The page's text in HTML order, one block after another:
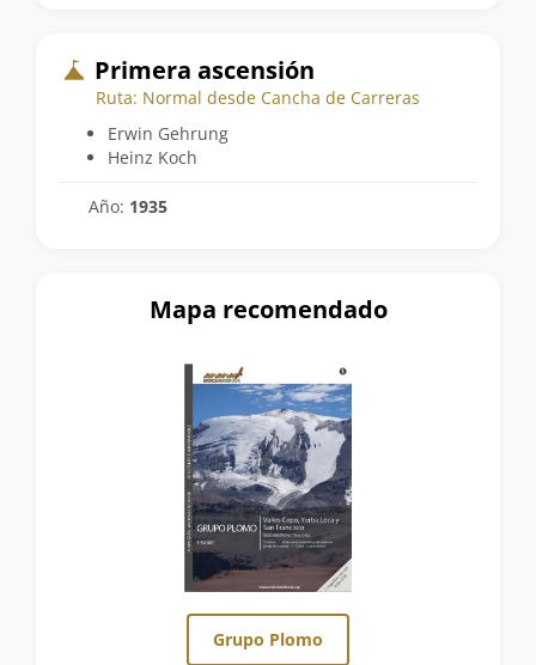
Primera ascensión
Ruta: Normal desde Cancha de Carreras
Erwin Gehrung
Heinz Koch
Año: 1935
Mapa recomendado
Grupo Plomo